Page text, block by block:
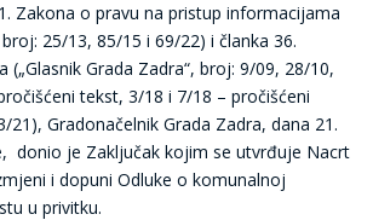
Zakona o pravu na pristup informacijama
25/13, 85/15 i 69/22) i članka 36.
(„Glasnik Grada Zadra“, broj: 9/09, 28/10,
tekst, 3/18 i 7/18 – pročišćeni
Gradonačelnik Grada Zadra, dana 21.
donio je Zaključak kojim se utvrđuje Nacrt
i dopuni Odluke o komunalnoj
u privitku.